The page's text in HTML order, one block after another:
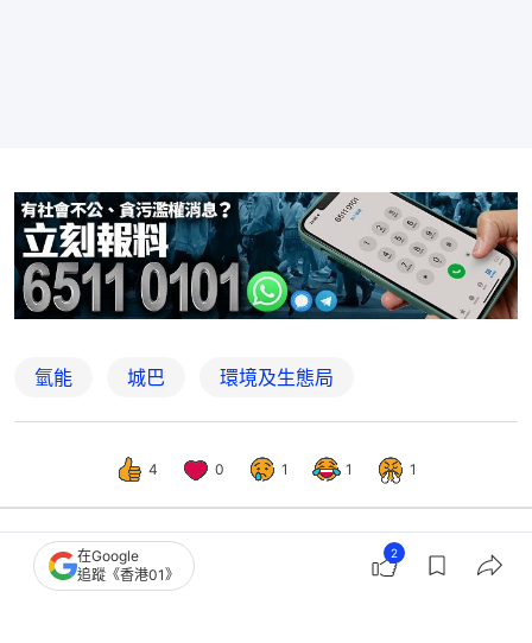
氫能 城巴 環境及生態局
4 0 1 1 1
港聞 社會新聞
在Google
追蹤《香港01》
2